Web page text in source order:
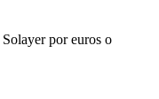
por euros o